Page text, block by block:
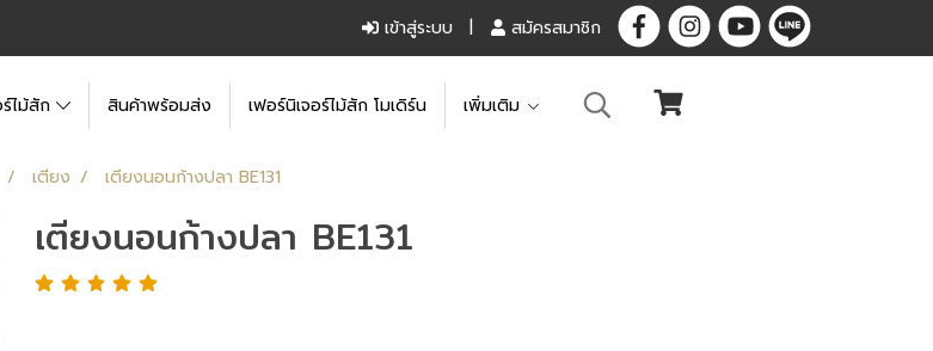
เข้าสู่ระบบ สมัครสมาชิก
ไม้สัก สินค้าพร้อมส่ง เฟอร์นิเจอร์ไม้สัก โมเดิร์น เพิ่มเติม
เตียง เตียงนอนก้างปลา BE131
เตียงนอนก้างปลา BE131